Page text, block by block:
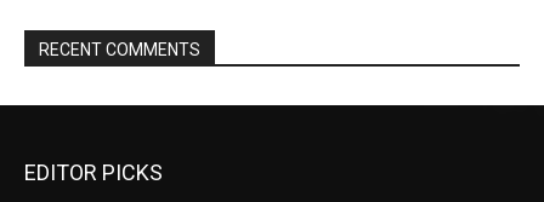
RECENT COMMENTS
EDITOR PICKS